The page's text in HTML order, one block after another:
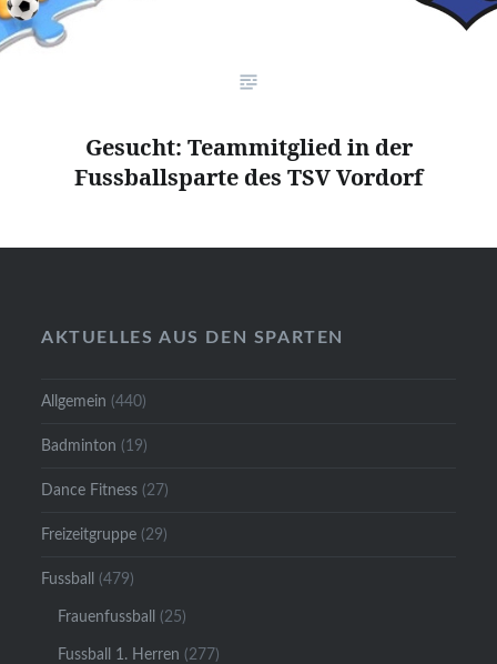
Gesucht: Teammitglied in der
Fussballsparte des TSV Vordorf
AKTUELLES AUS DEN SPARTEN
Allgemein (440)
Badminton (19)
Dance Fitness (27)
Freizeitgruppe (29)
Fussball (479)
Frauenfussball (25)
Fussball 1. Herren (277)